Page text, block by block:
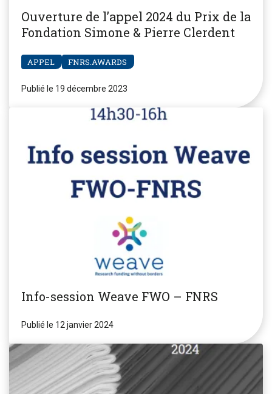
Ouverture de l’appel 2024 du Prix de la
Fondation Simone & Pierre Clerdent
APPEL FNRS.AWARDS
Publié le 19 décembre 2023
Info-session Weave FWO – FNRS
Publié le 12 janvier 2024